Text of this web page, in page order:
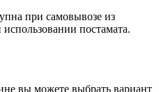
при самовывозе из
постамата.
вы можете выбрать вариант